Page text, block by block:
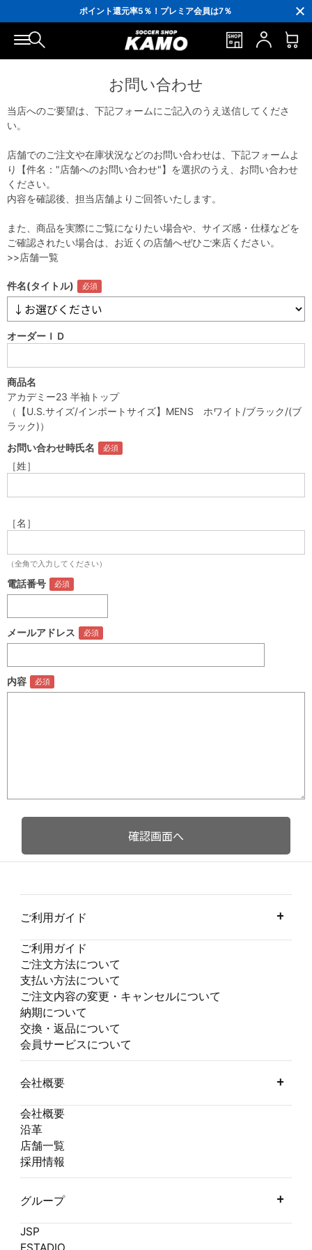
ポイント還元率5％！プレミア会員は7％
会員の方にはお誕生月に「10％OFFクーポン」プレゼント！
16,000円(税込)以上でシューズケースプレゼント！
3,300円(税込)以上で送料無料！
お問い合わせ
当店へのご要望は、下記フォームにご記入のうえ送信してくださ
い。
店舗でのご注文や在庫状況などのお問い合わせは、下記フォームよ
り【件名："店舗へのお問い合わせ"】を選択のうえ、お問い合わせ
ください。
内容を確認後、担当店舗よりご回答いたします。
また、商品を実際にご覧になりたい場合や、サイズ感・仕様などを
ご確認されたい場合は、お近くの店舗へぜひご来店ください。
>>店舗一覧
件名(タイトル)
オーダーＩＤ
商品名
アカデミー23 半袖トップ
（【U.S.サイズ/インポートサイズ】MENS ホワイト/ブラック/(ブ
ラック)）
お問い合わせ時氏名
［姓］
［名］
（全角で入力してください）
電話番号
メールアドレス
内容
ご利用ガイド
ご利用ガイド
ご注文方法について
支払い方法について
ご注文内容の変更・キャンセルについて
納期について
交換・返品について
会員サービスについて
会社概要
会社概要
沿革
店舗一覧
採用情報
グループ
JSP